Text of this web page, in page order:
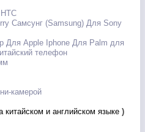
Самсунг (Samsung) Для Sony
Для Apple Iphone Для Palm для
телефон
камерой
китайском и английском языке )